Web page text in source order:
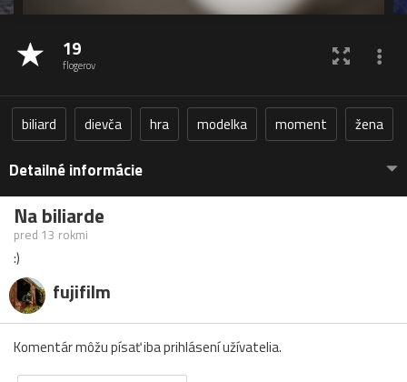
19
flogerov
biliard dievča hra modelka moment žena
Detailné informácie
Na biliarde
pred 13 rokmi
:)
fujifilm
Komentár môžu písať iba prihlásení užívatelia.